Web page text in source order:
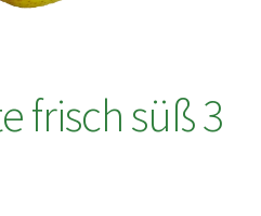
frisch süß 3